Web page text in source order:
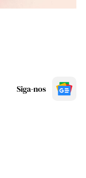
Siga-nos